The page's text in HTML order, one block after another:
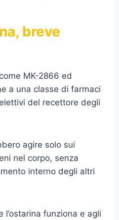
breve
MK-2866 ed
a una classe di farmaci
del recettore degli
agire solo sui
nel corpo, senza
interno degli altri
l’ostarina funziona e agli